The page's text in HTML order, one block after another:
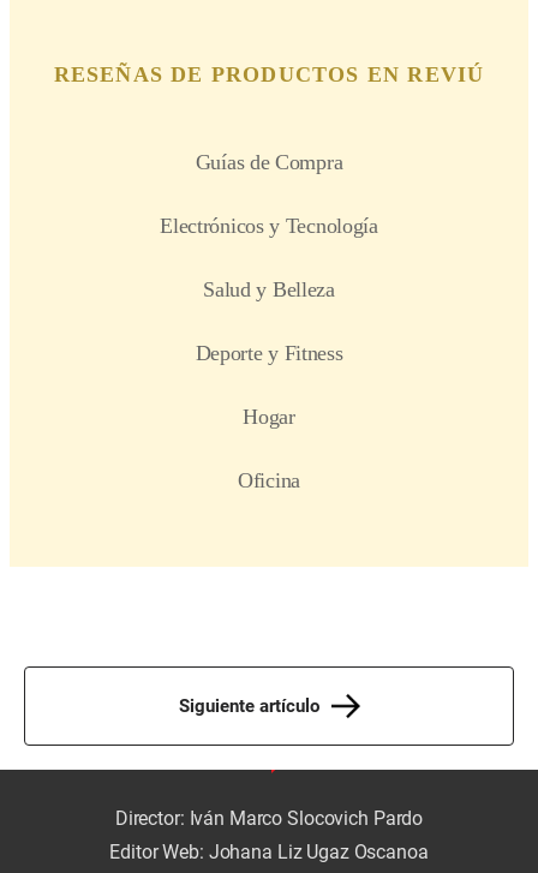
Siguiente artículo
Director: Iván Marco Slocovich Pardo
Editor Web: Johana Liz Ugaz Oscanoa